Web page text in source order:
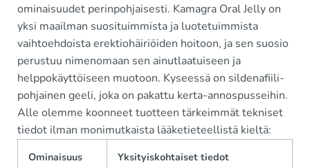
ominaisuudet perinpohjaisesti. Kamagra Oral Jelly on
yksi maailman suosituimmista ja luotetuimmista
vaihtoehdoista erektiohäiriöiden hoitoon, ja sen suosio
perustuu nimenomaan sen ainutlaatuiseen ja
helppokäyttöiseen muotoon. Kyseessä on sildenafiili-
pohjainen geeli, joka on pakattu kerta-annospusseihin.
Alle olemme koonneet tuotteen tärkeimmät tekniset
tiedot ilman monimutkaista lääketieteellistä kieltä:
Ominaisuus Yksityiskohtaiset tiedot